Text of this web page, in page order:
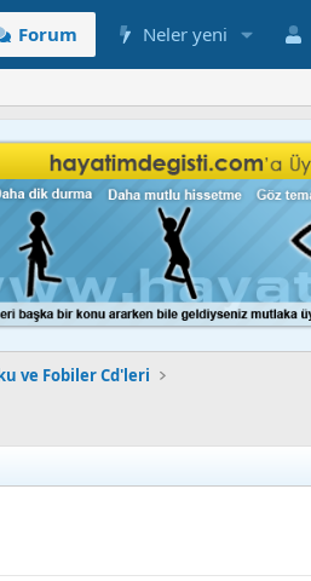
Forum Neler yeni
ve Fobiler Cd'leri